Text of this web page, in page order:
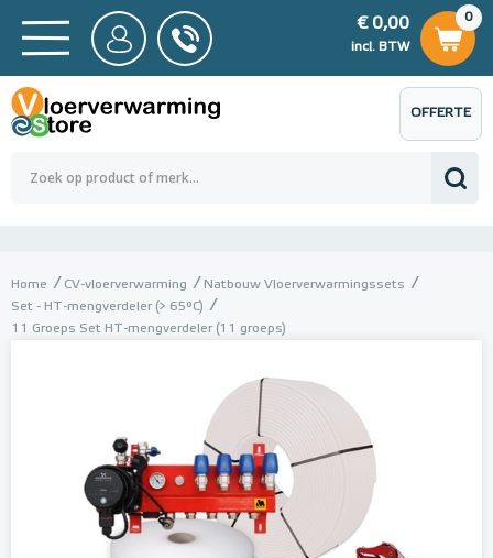
BTW
0,00
0
€ 0,00
incl. BTW
€ 0,00
OFFERTE
AANVRAGEN
Home CV-vloerverwarming
Natbouw Vloerverwarmingssets
Set - HT-mengverdeler (> 65°C)
11 Groeps Set HT-mengverdeler (11 groeps)